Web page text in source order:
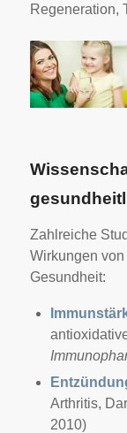
Regeneration,
Zahlreiche
Wirkungen
Gesundheit:
Arthritis,
2010)